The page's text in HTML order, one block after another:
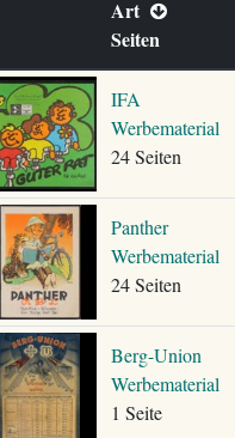
Art
Seiten
IFA
Werbematerial
24 Seiten
Panther
Werbematerial
24 Seiten
Berg-Union
Werbematerial
1 Seite